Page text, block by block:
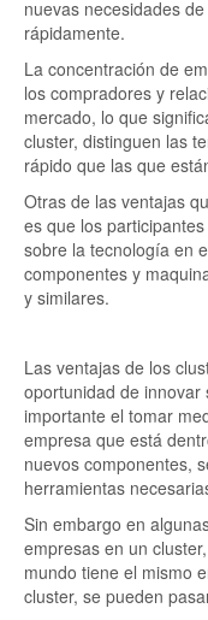
nuevas necesidades
rápidamente.
La concentración de
los compradores y
mercado, lo que
cluster, distinguen las
rápido que las que
Otras de las ventajas
es que los
sobre la tecnología en
componentes y
y similares.
Las ventajas de los
oportunidad de innovar
importante el tomar
empresa que está
nuevos componentes,
herramientas
Sin embargo en
empresas en un
mundo tiene el mismo
cluster, se pueden